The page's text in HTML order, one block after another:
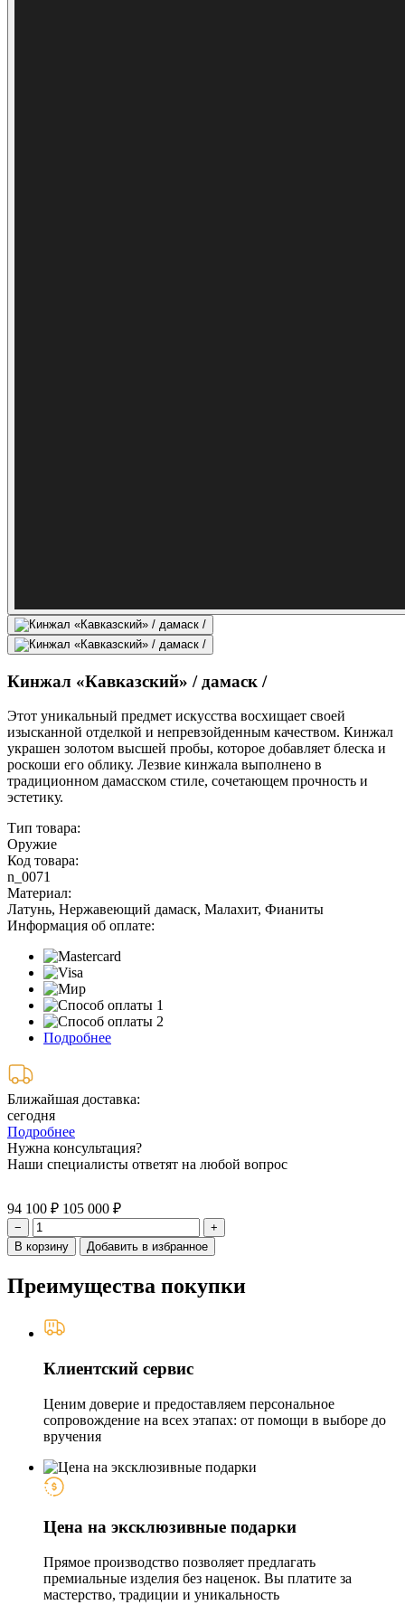
Кинжал «Кавказский» / дамаск /
Этот уникальный предмет искусства восхищает своей
изысканной отделкой и непревзойденным качеством. Кинжал
украшен золотом высшей пробы, которое добавляет блеска и
роскоши его облику. Лезвие кинжала выполнено в
традиционном дамасском стиле, сочетающем прочность и
эстетику.
Тип товара:
Оружие
Код товара:
n_0071
Материал:
Латунь, Нержавеющий дамаск, Малахит, Фианиты
Информация об оплате:
Подробнее
Ближайшая доставка:
сегодня
Подробнее
Нужна консультация?
Наши специалисты ответят на любой вопрос
94 100 ₽ 105 000 ₽
−
+
В корзину
Добавить в избранное
Преимущества покупки
Клиентский сервис
Ценим доверие и предоставляем персональное
сопровождение на всех этапах: от помощи в выборе до
вручения
Цена на эксклюзивные подарки
Прямое производство позволяет предлагать
премиальные изделия без наценок. Вы платите за
мастерство, традиции и уникальность